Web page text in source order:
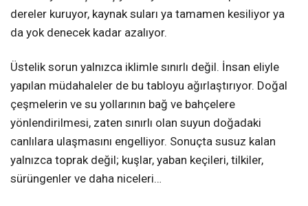
dereler kuruyor, kaynak suları ya tamamen kesiliyor ya
da yok denecek kadar azalıyor.
Üstelik sorun yalnızca iklimle sınırlı değil. İnsan eliyle
yapılan müdahaleler de bu tabloyu ağırlaştırıyor. Doğal
çeşmelerin ve su yollarının bağ ve bahçelere
yönlendirilmesi, zaten sınırlı olan suyun doğadaki
canlılara ulaşmasını engelliyor. Sonuçta susuz kalan
yalnızca toprak değil; kuşlar, yaban keçileri, tilkiler,
sürüngenler ve daha niceleri…